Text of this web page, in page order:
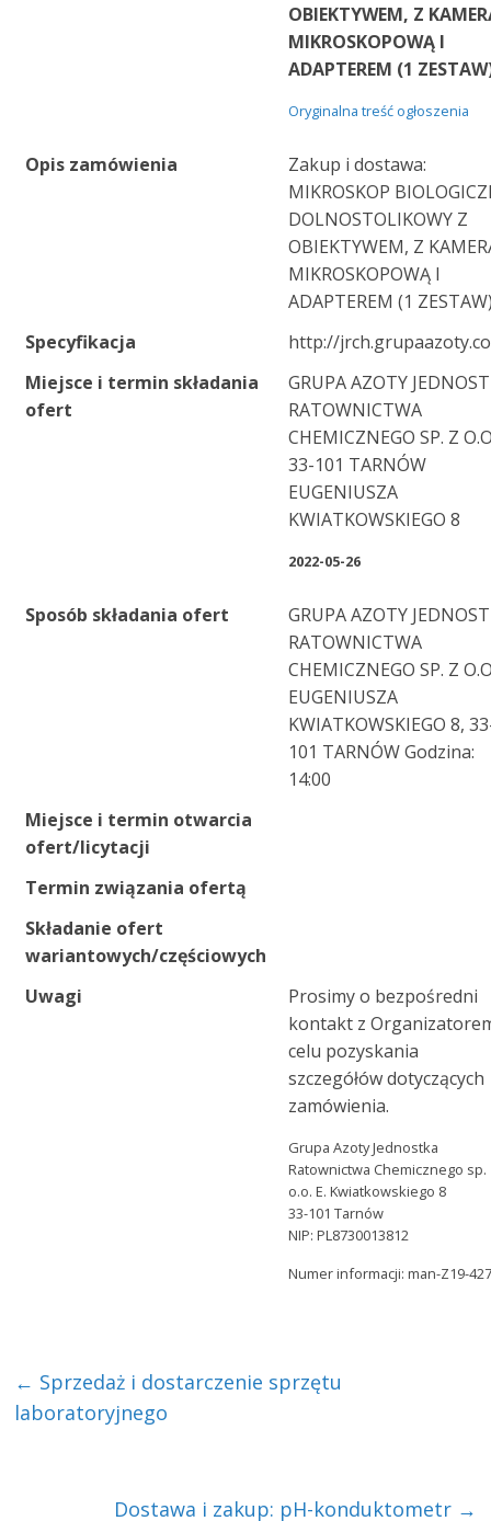
OBIEKTYWEM, Z
MIKROSKOPOWĄ I
ADAPTEREM (1
Oryginalna treść ogłoszenia
Opis zamówienia
Zakup i dostawa:
MIKROSKOP
DOLNOSTOLIKOWY Z
OBIEKTYWEM, Z
MIKROSKOPOWĄ I
ADAPTEREM (1
Specyfikacja
http://
Miejsce i termin składania
ofert
GRUPA AZOTY
RATOWNICTWA
CHEMICZNEGO SP. Z
33-101 TARNÓW
EUGENIUSZA
KWIATKOWSKIEGO 8
2022-05-26
Sposób składania ofert
GRUPA AZOTY
RATOWNICTWA
CHEMICZNEGO SP. Z
EUGENIUSZA
KWIATKOWSKIEGO 8,
101 TARNÓW Godzina:
14:00
Miejsce i termin otwarcia
ofert/licytacji
Termin związania ofertą
Składanie ofert
wariantowych/częściowych
Uwagi
Prosimy o bezpośredni
kontakt z
celu pozyskania
szczegółów dotyczących
zamówienia.
Grupa Azoty Jednostka
Ratownictwa Chemicznego sp.
o.o. E. Kwiatkowskiego 8
33-101 Tarnów
NIP: PL8730013812
Numer informacji: man-Z19-
← Sprzedaż i dostarczenie sprzętu
laboratoryjnego
Dostawa i zakup: pH-konduktometr →